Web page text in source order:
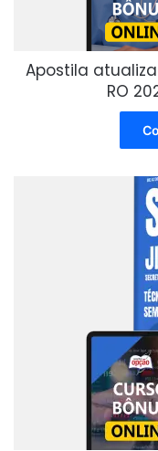
Apostila
RO